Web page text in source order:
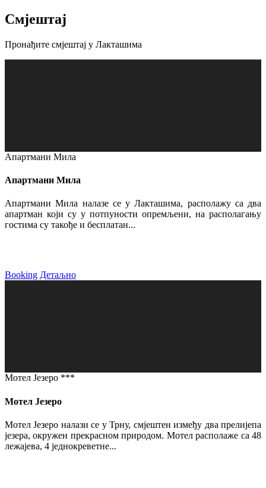
Смјештај
Пронађите смјештај у Лакташима
Апартмани Мила
Апартмани Мила
Апартмани Мила налазе се у Лакташима, располажу са два
апартман који су у потпуности опремљени, на располагању
гостима су такође и бесплатан...
Booking Детаљно
Мотел Језеро ***
Мотел Језеро
Мотел Језеро налази се у Трну, смјештен између два прелијепа
језера, окружен прекрасном природом. Мотел располаже са 48
лежајева, 4 једнокреветне...